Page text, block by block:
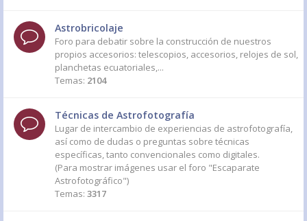
Astrobricolaje
Foro para debatir sobre la construcción de nuestros
propios accesorios: telescopios, accesorios, relojes de sol,
planchetas ecuatoriales,...
Temas: 2104
Técnicas de Astrofotografía
Lugar de intercambio de experiencias de astrofotografía,
así como de dudas o preguntas sobre técnicas
específicas, tanto convencionales como digitales.
(Para mostrar imágenes usar el foro "Escaparate
Astrofotográfico")
Temas: 3317